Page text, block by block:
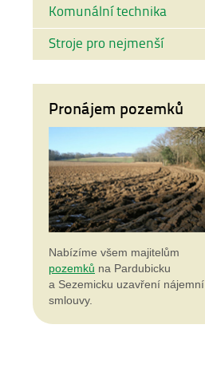
Komunální technika
Stroje pro nejmenší
Pronájem pozemků
Nabízíme všem majitelům
pozemků na Pardubicku
a Sezemicku uzavření nájemní
smlouvy.